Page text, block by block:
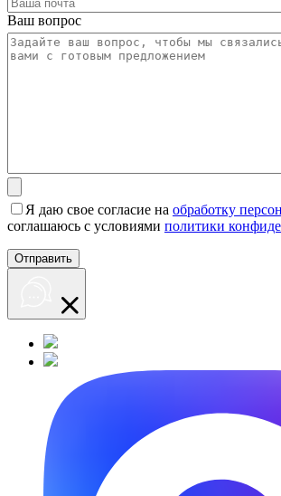
Ваш вопрос
Я даю свое согласие на обработку
соглашаюсь с условиями политики